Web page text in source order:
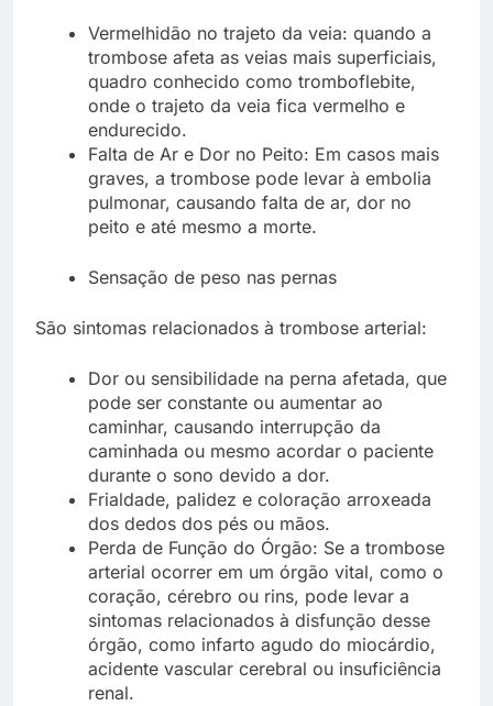
Vermelhidão no trajeto da veia: quando a
trombose afeta as veias mais superficiais,
quadro conhecido como tromboflebite,
onde o trajeto da veia fica vermelho e
endurecido.
Falta de Ar e Dor no Peito: Em casos mais
graves, a trombose pode levar à embolia
pulmonar, causando falta de ar, dor no
peito e até mesmo a morte.
Sensação de peso nas pernas
São sintomas relacionados à trombose arterial:
Dor ou sensibilidade na perna afetada, que
pode ser constante ou aumentar ao
caminhar, causando interrupção da
caminhada ou mesmo acordar o paciente
durante o sono devido a dor.
Frialdade, palidez e coloração arroxeada
dos dedos dos pés ou mãos.
Perda de Função do Órgão: Se a trombose
arterial ocorrer em um órgão vital, como o
coração, cérebro ou rins, pode levar a
sintomas relacionados à disfunção desse
órgão, como infarto agudo do miocárdio,
acidente vascular cerebral ou insuficiência
renal.